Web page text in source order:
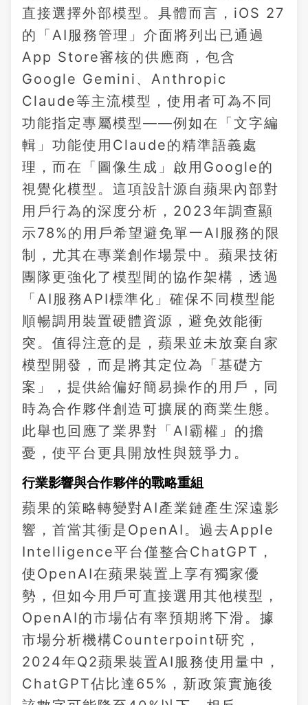
直接選擇外部模型。具體而言，iOS 27
的「AI服務管理」介面將列出已通過
App Store審核的供應商，包含
Google Gemini、Anthropic
Claude等主流模型，使用者可為不同
功能指定專屬模型——例如在「文字編
輯」功能使用Claude的精準語義處
理，而在「圖像生成」啟用Google的
視覺化模型。這項設計源自蘋果內部對
用戶行為的深度分析，2023年調查顯
示78%的用戶希望避免單一AI服務的限
制，尤其在專業創作場景中。蘋果技術
團隊更強化了模型間的協作架構，透過
「AI服務API標準化」確保不同模型能
順暢調用裝置硬體資源，避免效能衝
突。值得注意的是，蘋果並未放棄自家
模型開發，而是將其定位為「基礎方
案」，提供給偏好簡易操作的用戶，同
時為合作夥伴創造可擴展的商業生態。
此舉也回應了業界對「AI霸權」的擔
憂，使平台更具開放性與競爭力。
行業影響與合作夥伴的戰略重組
蘋果的策略轉變對AI產業鏈產生深遠影
響，首當其衝是OpenAI。過去Apple
Intelligence平台僅整合ChatGPT，
使OpenAI在蘋果裝置上享有獨家優
勢，但如今用戶可直接選用其他模型，
OpenAI的市場佔有率預期將下滑。據
市場分析機構Counterpoint研究，
2024年Q2蘋果裝置AI服務使用量中，
ChatGPT佔比達65%，新政策實施後